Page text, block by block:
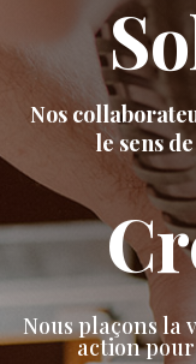
Nos
le sens
Nous plaçons la
action